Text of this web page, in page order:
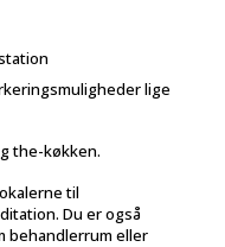
lige
the-køkken.
til
Du er også
behandlerrum eller